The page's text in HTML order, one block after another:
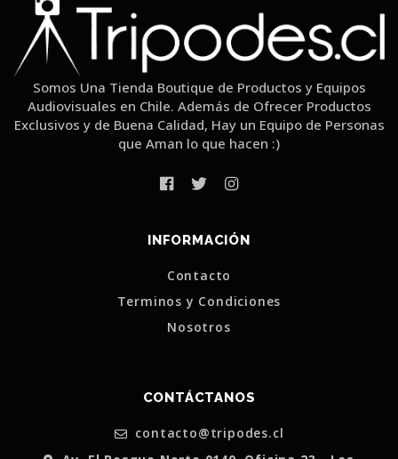
Somos Una Tienda Boutique de Productos y Equipos
Audiovisuales en Chile. Además de Ofrecer Productos
Exclusivos y de Buena Calidad, Hay un Equipo de Personas
que Aman lo que hacen :)
INFORMACIÓN
Contacto
Terminos y Condiciones
Nosotros
CONTÁCTANOS
contacto@tripodes.cl